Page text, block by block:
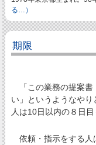
る…）
期限
「この業務の提案書
い」というようなや
人は10日以内の８日
依頼・指示をする人